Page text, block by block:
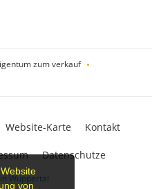
von
zum verkauf
Wuppertal
Website-Karte Kontakt
Datenschutze